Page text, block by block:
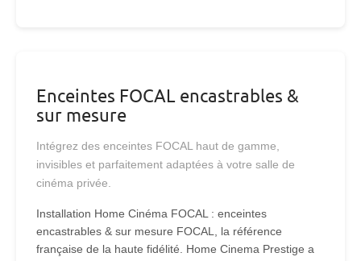
Enceintes FOCAL encastrables &
sur mesure
Intégrez des enceintes FOCAL haut de gamme,
invisibles et parfaitement adaptées à votre salle de
cinéma privée.
Installation Home Cinéma FOCAL : enceintes
encastrables & sur mesure FOCAL, la référence
française de la haute fidélité. Home Cinema Prestige a